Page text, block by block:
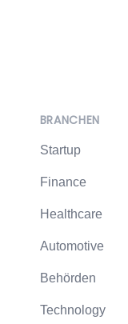
BRANCHEN
Startup
Finance
Healthcare
Automotive
Behörden
Technology